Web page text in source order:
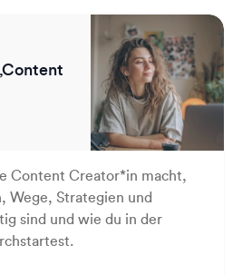
Content Creator*in macht,
Wege, Strategien und
sind und wie du in der